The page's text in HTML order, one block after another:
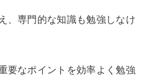
、専門的な知識も勉強しなけ
要なポイントを効率よく勉強